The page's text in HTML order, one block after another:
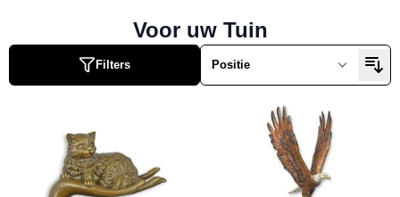
Voor uw Tuin
Filters